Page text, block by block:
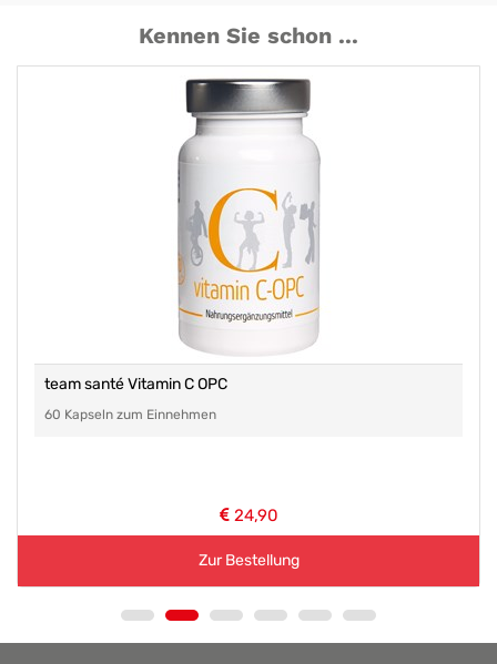
Kennen Sie schon ...
team santé Vitamin C OPC
60 Kapseln zum Einnehmen
24,90
Zur Bestellung